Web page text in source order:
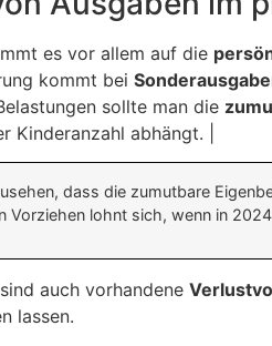
es vor allem auf die
kommt bei
sollte man die
Kinderanzahl abhängt. |
dass die zumutbare
Vorziehen lohnt sich, wenn in
auch vorhandene
lassen.